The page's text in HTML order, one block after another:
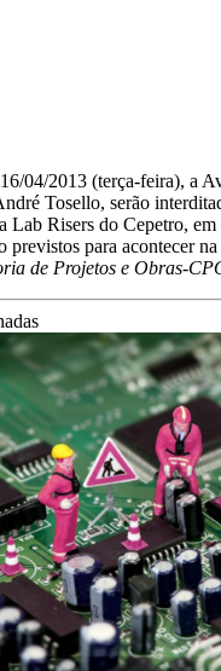
04/2013 (terça-feira), a
Tosello, serão
Lab Risers do Cepetro, em
previstos para acontecer
de Projetos e Obras-